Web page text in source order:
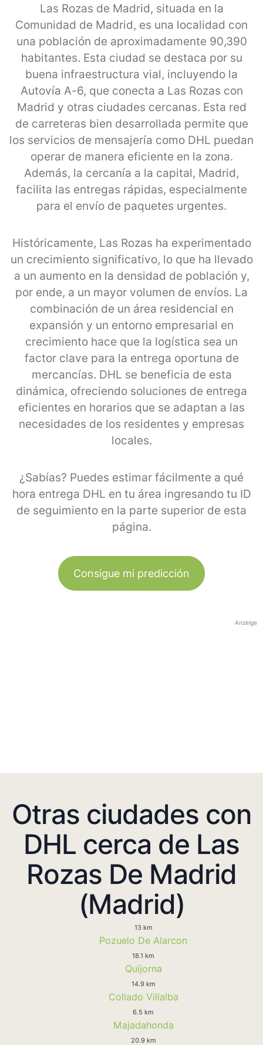
Las Rozas de Madrid, situada en la
Comunidad de Madrid, es una localidad con
una población de aproximadamente 90,390
habitantes. Esta ciudad se destaca por su
buena infraestructura vial, incluyendo la
Autovía A-6, que conecta a Las Rozas con
Madrid y otras ciudades cercanas. Esta red
de carreteras bien desarrollada permite que
los servicios de mensajería como DHL puedan
operar de manera eficiente en la zona.
Además, la cercanía a la capital, Madrid,
facilita las entregas rápidas, especialmente
para el envío de paquetes urgentes.
Históricamente, Las Rozas ha experimentado
un crecimiento significativo, lo que ha llevado
a un aumento en la densidad de población y,
por ende, a un mayor volumen de envíos. La
combinación de un área residencial en
expansión y un entorno empresarial en
crecimiento hace que la logística sea un
factor clave para la entrega oportuna de
mercancías. DHL se beneficia de esta
dinámica, ofreciendo soluciones de entrega
eficientes en horarios que se adaptan a las
necesidades de los residentes y empresas
locales.
¿Sabías? Puedes estimar fácilmente a qué
hora entrega DHL en tu área ingresando tu ID
de seguimiento en la parte superior de esta
página.
Consigue mi predicción
Anzeige
Otras ciudades con
DHL cerca de Las
Rozas De Madrid
(Madrid)
13 km
Pozuelo De Alarcon
18.1 km
Quijorna
14.9 km
Collado Villalba
6.5 km
Majadahonda
20.9 km